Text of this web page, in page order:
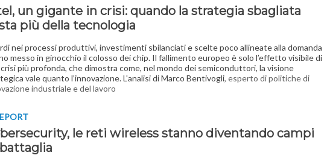
un gigante in crisi: quando la strategia sbagliata
più della tecnologia
nei processi produttivi, investimenti sbilanciati e scelte poco allineate alla domanda
messo in ginocchio il colosso dei chip. Il fallimento europeo è solo l’effetto visibile di
più profonda, che dimostra come, nel mondo dei semiconduttori, la visione
vale quanto l’innovazione. L'analisi di Marco Bentivogli, esperto di politiche di
industriale e del lavoro
le reti wireless stanno diventando campi